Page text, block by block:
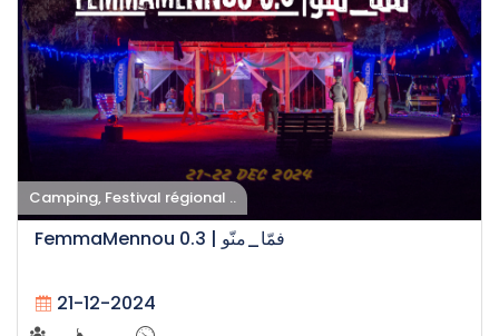
Camping, Festival régional ..
FemmaMennou 0.3 | ﻓﻤّﺎ_ﻣﻨّﻮ
21-12-2024